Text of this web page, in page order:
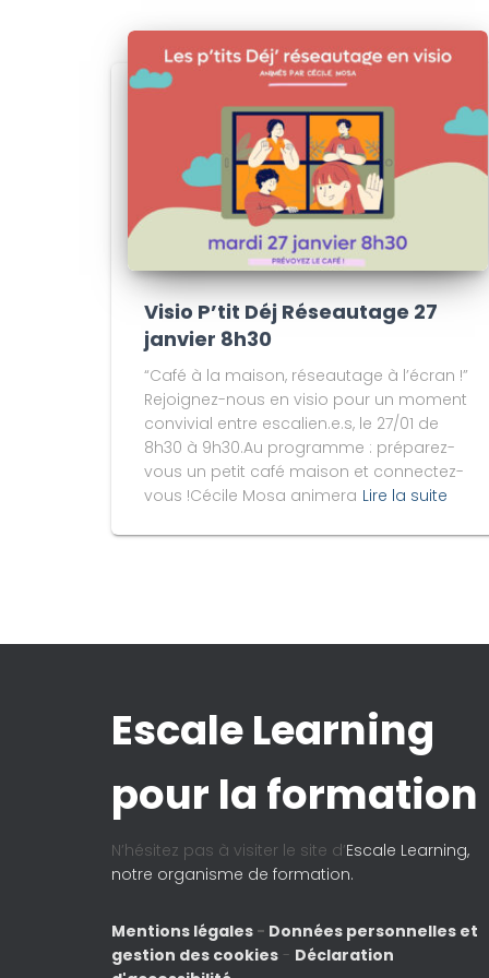
Visio P’tit Déj Réseautage 27
janvier 8h30
“Café à la maison, réseautage à l’écran !”
Rejoignez-nous en visio pour un moment
convivial entre escalien.e.s, le 27/01 de
8h30 à 9h30.Au programme : préparez-
vous un petit café maison et connectez-
vous !Cécile Mosa animera Lire la suite
Escale Learning
pour la formation
N’hésitez pas à visiter le site d’Escale Learning,
notre organisme de formation.
Mentions légales - Données personnelles et
gestion des cookies - Déclaration